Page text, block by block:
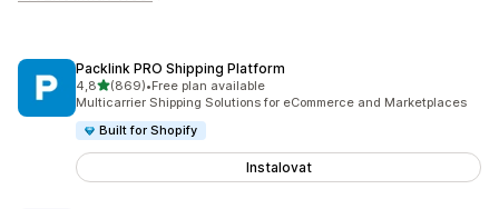
Packlink PRO Shipping Platform
4,8z 5 hvězd
(869)
Celkový počet recenzí: 869
•Free plan available
Multicarrier Shipping Solutions for eCommerce and Marketplaces
Built for Shopify
Instalovat